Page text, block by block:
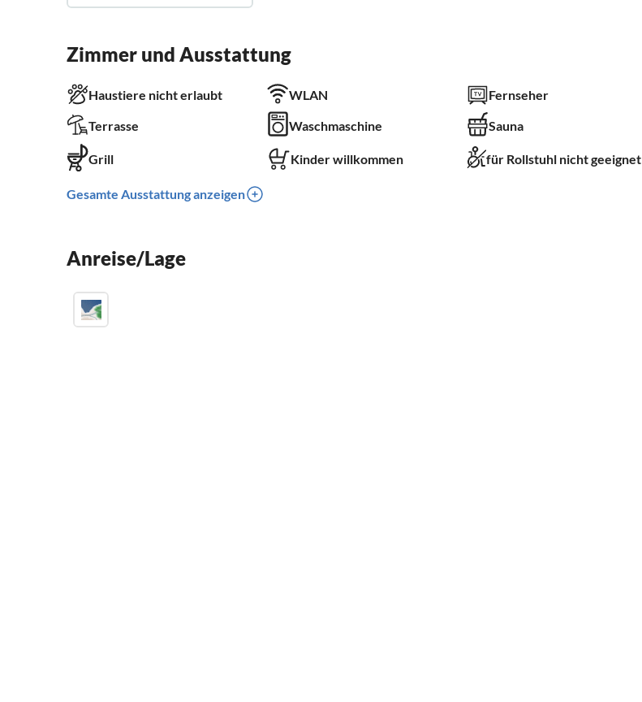
Zimmer und Ausstattung
Haustiere nicht erlaubt WLAN
Fernseher
Terrasse
Waschmaschine Sauna
Grill Kinder willkommen für Rollstuhl nicht geeignet
Gesamte Ausstattung anzeigen
Anreise/Lage